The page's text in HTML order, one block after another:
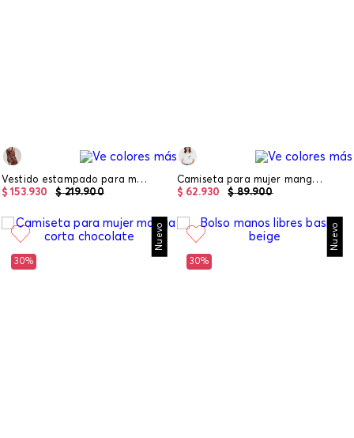
Vestido estampado para mujer
$ 219.900
$ 153.930
Camiseta para mujer manga corta
$ 89.900
$ 62.930
Nuevo
30%
Nuevo
30%